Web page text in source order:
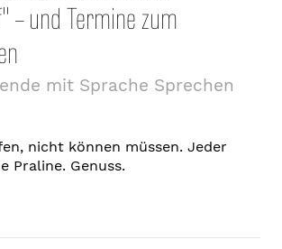
– und Termine zum
mit Sprache Sprechen
nicht können müssen. Jeder
Praline. Genuss.